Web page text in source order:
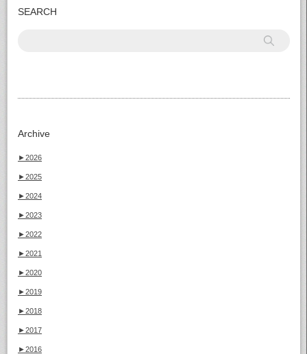
SEARCH
Archive
►2026
►2025
►2024
►2023
►2022
►2021
►2020
►2019
►2018
►2017
►2016